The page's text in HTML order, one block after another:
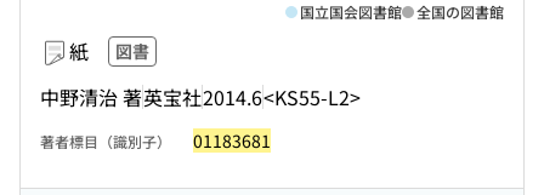
紙 図書
中野清治 著英宝社2014.6<KS55-L2>
国立国会図書館 全国の図書館
著者標目（識別子） 01183681